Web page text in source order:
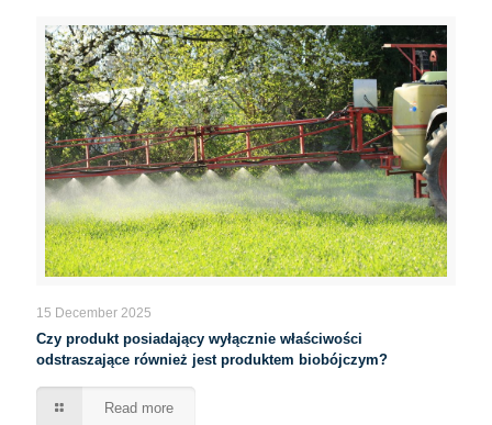
15 December 2025
Czy produkt posiadający wyłącznie właściwości
odstraszające również jest produktem biobójczym?
Read more